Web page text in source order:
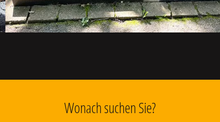
Wonach suchen Sie?